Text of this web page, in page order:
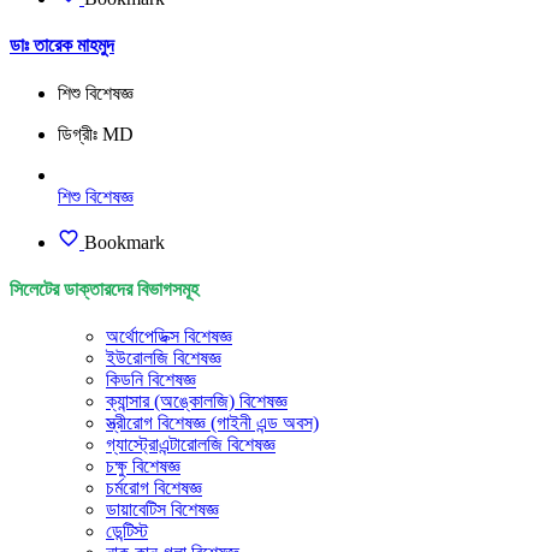
ডাঃ তারেক মাহমুদ
শিশু বিশেষজ্ঞ
ডিগ্রীঃ MD
শিশু বিশেষজ্ঞ
Bookmark
সিলেটের ডাক্তারদের বিভাগসমূহ
অর্থোপেডিক্স বিশেষজ্ঞ
ইউরোলজি বিশেষজ্ঞ
কিডনি বিশেষজ্ঞ
ক্যান্সার (অঙ্কোলজি) বিশেষজ্ঞ
স্ত্রীরোগ বিশেষজ্ঞ (গাইনী এন্ড অবস)
গ্যাস্ট্রোএন্টারোলজি বিশেষজ্ঞ
চক্ষু বিশেষজ্ঞ
চর্মরোগ বিশেষজ্ঞ
ডায়াবেটিস বিশেষজ্ঞ
ডেন্টিস্ট